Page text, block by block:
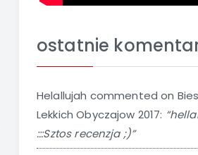
ostatnie
Helallujah commented on
Lekkich Obyczajow 2017:
:::Sztos recenzja ;)”